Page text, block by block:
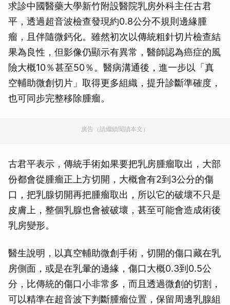
求診中國醫藥大學新竹附設醫院乳房外科主任古君
平，透過超音波檢查發現約0.8公分不規則邊緣腫
瘤，且伴隨微鈣化。雖然初次以傳統粗針切片檢查結
果為良性，但影像仍顯示有異常，醫師認為癌症的風
險大概10％甚至50％。醫病溝通後，進一步以「真
空輔助微創切片」取得更多組織，提升診斷準確度，
也可同步完整移除腫瘤。
廣告（請繼續閱讀本文）
古君平表示，傳統手術如果要把乳房腫瘤取出，大部
份都會從腫瘤正上方切開，大概會有2到3公分的傷
口，把乳腺切開再把腫瘤取出，所以它的破壞不只是
皮膚上，整個乳腺也會被破壞，甚至可能會造成術後
乳房變形。
醫生說明，以真空輔助微創手術，切開的傷口藏在乳
房側面，或是在乳暈的邊緣，傷口大概0.3到0.5公
分，比傳統的傷口小非常多，而且透過微創的切割，
可以精準在超音波下判斷腫瘤位置，保留周邊乳腺組